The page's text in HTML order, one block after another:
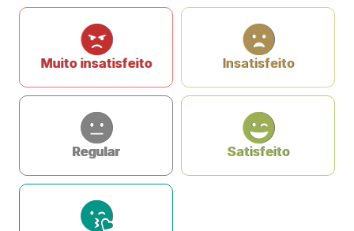
Muito insatisfeito Insatisfeito
Regular Satisfeito